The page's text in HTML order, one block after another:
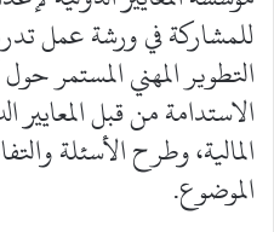
للمشاركة في ورشة عمل
التطوير المهني المستمر
الاستدامة من قبل المعايير
المالية، وطرح الأسئلة
الموضوع.